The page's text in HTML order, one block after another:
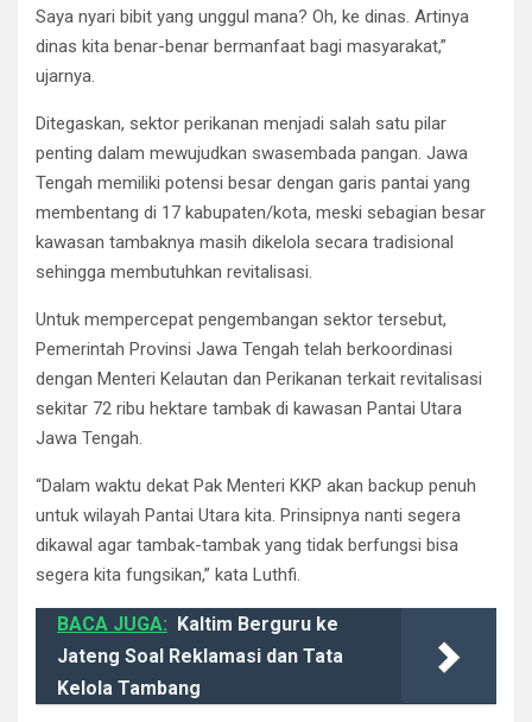
Saya nyari bibit yang unggul mana? Oh, ke dinas. Artinya
dinas kita benar-benar bermanfaat bagi masyarakat,”
ujarnya.
Ditegaskan, sektor perikanan menjadi salah satu pilar
penting dalam mewujudkan swasembada pangan. Jawa
Tengah memiliki potensi besar dengan garis pantai yang
membentang di 17 kabupaten/kota, meski sebagian besar
kawasan tambaknya masih dikelola secara tradisional
sehingga membutuhkan revitalisasi.
Untuk mempercepat pengembangan sektor tersebut,
Pemerintah Provinsi Jawa Tengah telah berkoordinasi
dengan Menteri Kelautan dan Perikanan terkait revitalisasi
sekitar 72 ribu hektare tambak di kawasan Pantai Utara
Jawa Tengah.
“Dalam waktu dekat Pak Menteri KKP akan backup penuh
untuk wilayah Pantai Utara kita. Prinsipnya nanti segera
dikawal agar tambak-tambak yang tidak berfungsi bisa
segera kita fungsikan,” kata Luthfi.
BACA JUGA: Kaltim Berguru ke
Jateng Soal Reklamasi dan Tata
Kelola Tambang